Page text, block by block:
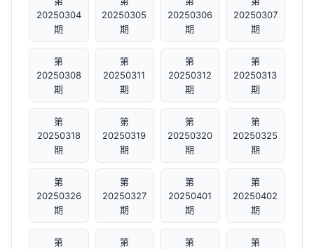
20250304
期
20250305
期
20250306
期
20250307
期
第
20250308
期
第
20250311
期
第
20250312
期
第
20250313
期
第
20250318
期
第
20250319
期
第
20250320
期
第
20250325
期
第
20250326
期
第
20250327
期
第
20250401
期
第
20250402
期
第 第 第 第